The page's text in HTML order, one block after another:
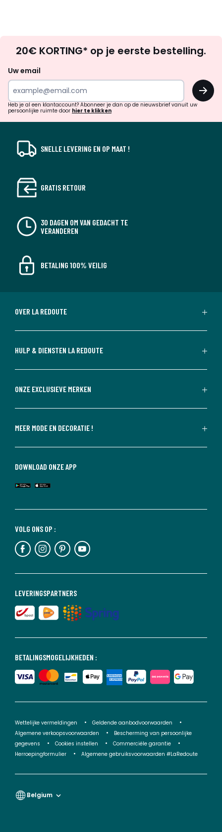
zoek
inspiratie
verrassingen?
20€ KORTING* op je eerste bestelling.
Uw email
OK
Heb je al een klantaccount? Abonneer je dan op de nieuwsbrief vanuit uw
persoonlijke ruimte door hier te klikken
SNELLE LEVERING EN OP MAAT !
GRATIS RETOUR
30 DAGEN OM VAN GEDACHT TE
VERANDEREN
BETALING 100% VEILIG
OVER LA REDOUTE
HULP & DIENSTEN LA REDOUTE
ONZE EXCLUSIEVE MERKEN
MEER MODE EN DECORATIE !
BETALINGSMOGELIJKHEDEN :
LEVERINGSPARTNERS
VOLG ONS OP :
DOWNLOAD ONZE APP
Wettelijke vermeldingen
Geldende aanbodvoorwaarden
Algemene verkoopsvoorwaarden
Bescherming van persoonlijke
gegevens
Cookies instellen
Commerciële garantie
Herroepingformulier
Algemene gebruiksvoorwaarden #LaRedoute
Belgium